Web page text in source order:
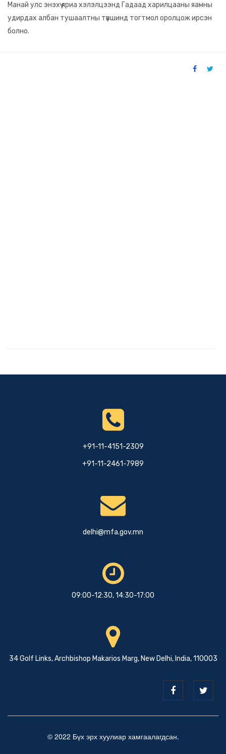
Манай улс энэхүү яриа хэлэлцээнд Гадаад харилцааны яамны
удирдах албан тушаалтны түвшинд тогтмол оролцож ирсэн
болно.
+91-11-4151-2309
+91-11-2461-7989
delhi@mfa.gov.mn
09:00-12:30, 14:30-17:00
34 Golf Links, Archbishop Makarios Marg, New Delhi, India, 110003
© 2022 Бүх эрх хуулиар хамгаалагдсан.